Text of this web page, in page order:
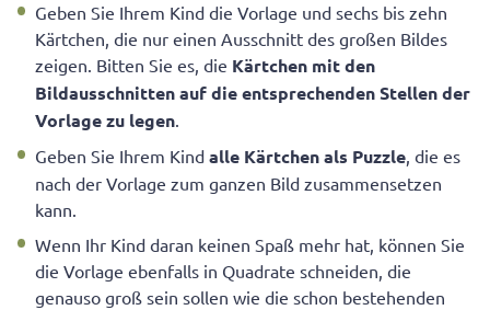
Geben Sie Ihrem Kind die Vorlage und sechs bis zehn
Kärtchen, die nur einen Ausschnitt des großen Bildes
zeigen. Bitten Sie es, die Kärtchen mit den
Bildausschnitten aufdie entsprechenden Stellen der
Vorlage zu legen.
Geben Sie Ihrem Kind alle Kärtchen als Puzzle, die es
nach der Vorlage zum ganzen Bild zusammensetzen
kann.
Wenn Ihr Kind daran keinen Spaß mehr hat, können Sie
die Vorlage ebenfalls in Quadrate schneiden, die
genauso groß sein sollen wie die schon bestehenden